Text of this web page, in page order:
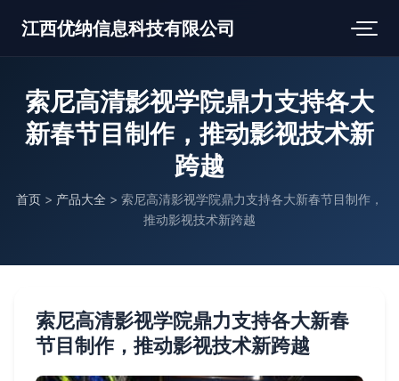
江西优纳信息科技有限公司
索尼高清影视学院鼎力支持各大
新春节目制作，推动影视技术新
跨越
首页 > 产品大全 > 索尼高清影视学院鼎力支持各大新春节目制作，
推动影视技术新跨越
索尼高清影视学院鼎力支持各大新春
节目制作，推动影视技术新跨越